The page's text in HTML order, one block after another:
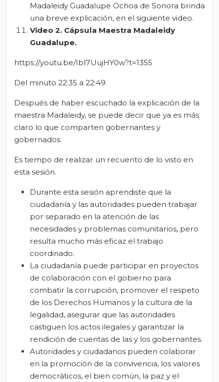
Madaleidy Guadalupe Ochoa de Sonora brinda
una breve explicación, en el siguiente video.
Video 2. Cápsula Maestra Madaleidy
Guadalupe.
https://youtu.be/Ibl7UujHY0w?t=1355
Del minuto 22:35 a 22:49
Después de haber escuchado la explicación de la
maestra Madaleidy, se puede decir que ya es más
claro lo que comparten gobernantes y
gobernados.
Es tiempo de realizar un recuento de lo visto en
esta sesión.
Durante esta sesión aprendiste que la
ciudadanía y las autoridades pueden trabajar
por separado en la atención de las
necesidades y problemas comunitarios, pero
resulta mucho más eficaz el trabajo
coordinado.
La ciudadanía puede participar en proyectos
de colaboración con el gobierno para
combatir la corrupción, promover el respeto
de los Derechos Humanos y la cultura de la
legalidad, asegurar que las autoridades
castiguen los actos ilegales y garantizar la
rendición de cuentas de las y los gobernantes.
Autoridades y ciudadanos pueden colaborar
en la promoción de la convivencia, los valores
democráticos, el bien común, la paz y el